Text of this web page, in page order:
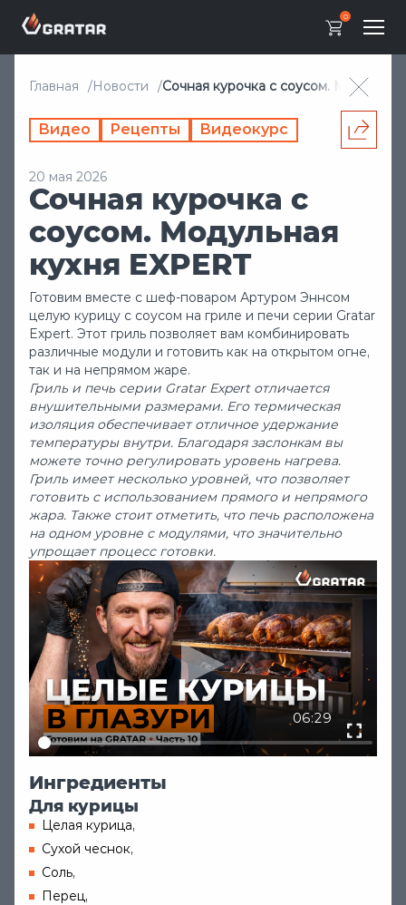
0
Главная Новости Сочная курочка с соусом.
Видео Рецепты Видеокурс
20 мая 2026
Сочная курочка с
соусом. Модульная
кухня EXPERT
Готовим вместе с шеф-поваром Артуром Эннсом
целую курицу с соусом на гриле и печи серии Gratar
Expert. Этот гриль позволяет вам комбинировать
различные модули и готовить как на открытом огне,
так и на непрямом жаре.
Гриль и печь серии Gratar Expert отличается
внушительными размерами. Его термическая
изоляция обеспечивает отличное удержание
температуры внутри. Благодаря заслонкам вы
можете точно регулировать уровень нагрева.
Гриль имеет несколько уровней, что позволяет
готовить с использованием прямого и непрямого
жара. Также стоит отметить, что печь расположена
на одном уровне с модулями, что значительно
упрощает процесс готовки.
06:29
Ингредиенты
Для курицы
Целая курица,
Сухой чеснок,
Соль,
Перец,